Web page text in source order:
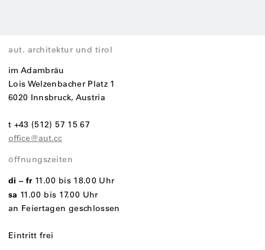
aut. architektur und tirol
im Adambräu
Lois Welzenbacher Platz 1
6020 Innsbruck, Austria
t +43 (512) 57 15 67
office@aut.cc
öffnungszeiten
di – fr 11.00 bis 18.00 Uhr
sa 11.00 bis 17.00 Uhr
an Feiertagen geschlossen
Eintritt frei